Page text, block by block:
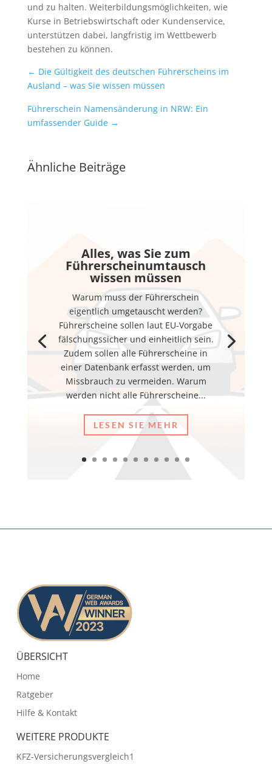
und zu halten. Weiterbildungsmöglichkeiten, wie
Kurse in Betriebswirtschaft oder Kundenservice,
unterstützen dabei, langfristig im Wettbewerb
bestehen zu können.
← Die Gültigkeit des deutschen Führerscheins im
Ausland – was Sie wissen müssen
Führerschein Namensänderung in NRW: Ein
umfassender Guide→
Ähnliche Beiträge
Alles, was Sie zum
Führerscheinumtausch
wissen müssen
Warum muss der Führerschein
eigentlich umgetauscht werden?
Führerscheine sollen laut EU-Vorgabe
fälschungssicher und einheitlich sein.
Zudem sollen alle Führerscheine in
einer Datenbank erfasst werden, um
Missbrauch zu vermeiden. Warum
werden nicht alle Führerscheine...
LESEN SIE MEHR
ÜBERSICHT
Home
Ratgeber
Hilfe & Kontakt
WEITERE PRODUKTE
KFZ-Versicherungsvergleich1